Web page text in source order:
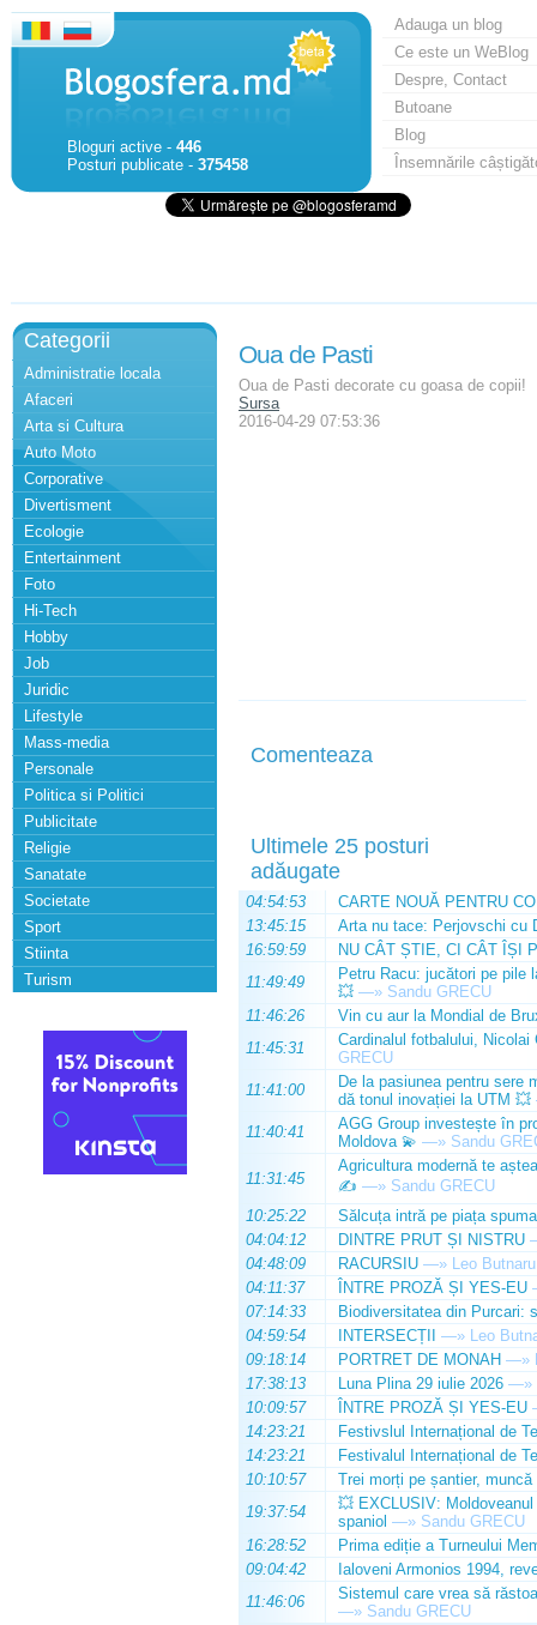
Bloguri active - 446
Posturi publicate - 375458
Adauga un blog
Ce este un WeBlog
Despre, Contact
Butoane
Blog
Însemnările
Categorii
Administratie locala
Afaceri
Arta si Cultura
Auto Moto
Corporative
Divertisment
Ecologie
Entertainment
Foto
Hi-Tech
Hobby
Job
Juridic
Lifestyle
Mass-media
Personale
Politica si Politici
Publicitate
Religie
Sanatate
Societate
Sport
Stiinta
Turism
Oua de Pasti
Oua de Pasti decorate cu goasa de copii!
Sursa
2016-04-29 07:53:36
Comenteaza
Ultimele 25 posturi
adăugate
04:54:53
CARTE NOUĂ PENTRU
13:45:15
Arta nu tace: Perjovschi cu
16:59:59
NU CÂT ȘTIE, CI CÂT ÎȘI
11:49:49
Petru Racu: jucători pe pile
💥 —» Sandu GRECU
11:46:26
Vin cu aur la Mondial de
11:45:31
Cardinalul fotbalului,
GRECU
11:41:00
De la pasiunea pentru sere
dă tonul inovației la UTM 💥
11:40:41
AGG Group investește în
Moldova 💫 —» Sandu
11:31:45
Agricultura modernă te
✍️ —» Sandu GRECU
10:25:22
Sălcuța intră pe piața
04:04:12
DINTRE PRUT ȘI NISTRU
04:48:09
RACURSIU —» Leo Butnaru
04:11:37
ÎNTRE PROZĂ ȘI YES-EU
07:14:33
Biodiversitatea din Purcari:
04:59:54
INTERSECȚII —» Leo
09:18:14
PORTRET DE MONAH —»
17:38:13
Luna Plina 29 iulie 2026 —»
10:09:57
ÎNTRE PROZĂ ȘI YES-EU
14:23:21
Festivslul Internațional de
14:23:21
Festivalul Internațional de
10:10:57
Trei morți pe șantier, muncă
19:37:54
💥 EXCLUSIV:
spaniol —» Sandu GRECU
16:28:52
Prima ediție a Turneului
09:04:42
Ialoveni Armonios 1994,
11:46:06
Sistemul care vrea să
—» Sandu GRECU